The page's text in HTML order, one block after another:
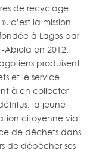
de recyclage
c’est la mission
à Lagos par
Abiola en 2012.
produisent
et le service
à en collecter
la jeune
citoyenne via
de déchets dans
de dépêcher ses